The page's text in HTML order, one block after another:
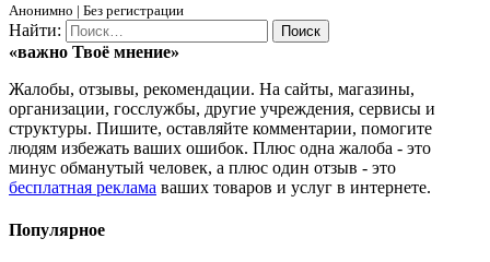
Анонимно | Без регистрации
Найти:
«важно Твоё мнение»
Жалобы, отзывы, рекомендации. На сайты, магазины,
организации, госслужбы, другие учреждения, сервисы и
структуры. Пишите, оставляйте комментарии, помогите
людям избежать ваших ошибок. Плюс одна жалоба - это
минус обманутый человек, а плюс один отзыв - это
бесплатная реклама ваших товаров и услуг в интернете.
Популярное